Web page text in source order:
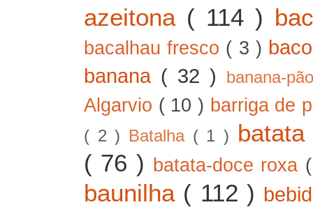
azeitona ( 114 )
bacalhau fresco ( 3 )
banana ( 32 ) banana-
Algarvio ( 10 ) barriga de
( 2 ) Batalha ( 1 )
( 76 ) batata-doce roxa
baunilha ( 112 )